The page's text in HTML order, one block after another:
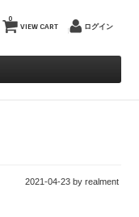
VIEW CART
0
ログイン
2021-04-23by realment